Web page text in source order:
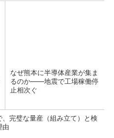
なぜ熊本に半導体産業が集ま
るのか――地震で工場稼働停
止相次ぐ
完璧な量産（組み立て）と検
由